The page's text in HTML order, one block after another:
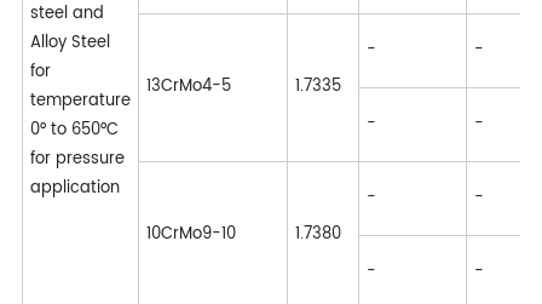
steel and
Alloy Steel
for
temperature
0° to 650°C
for pressure
application
13CrMo4-5 1.7335
- -
- -
10CrMo9-10 1.7380
- -
- -